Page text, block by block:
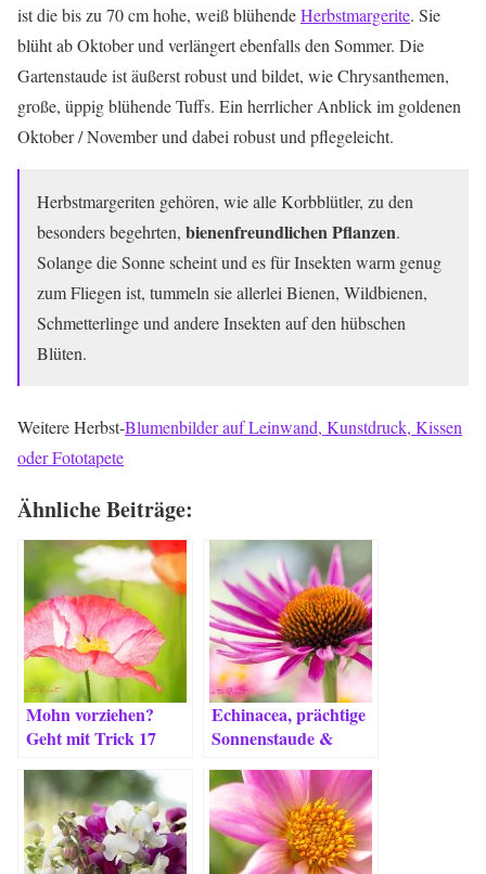
ist die bis zu 70 cm hohe, weiß blühendeHerbstmargerite. Sie
blüht ab Oktober und verlängert ebenfalls den Sommer. Die
Gartenstaude ist äußerst robust und bildet, wie Chrysanthemen,
große, üppig blühende Tuffs. Ein herrlicher Anblick im goldenen
Oktober / November und dabei robust und pflegeleicht.
Herbstmargeriten gehören, wie alle Korbblütler, zu den
besonders begehrten, bienenfreundlichen Pflanzen.
Solange die Sonne scheint und es für Insekten warm genug
zum Fliegen ist, tummeln sie allerlei Bienen, Wildbienen,
Schmetterlinge und andere Insekten auf den hübschen
Blüten.
Weitere Herbst-Blumenbilder auf Leinwand, Kunstdruck, Kissen
oder Fototapete
Ähnliche Beiträge:
Mohn vorziehen?
Geht mit Trick 17
Echinacea, prächtige
Sonnenstaude &